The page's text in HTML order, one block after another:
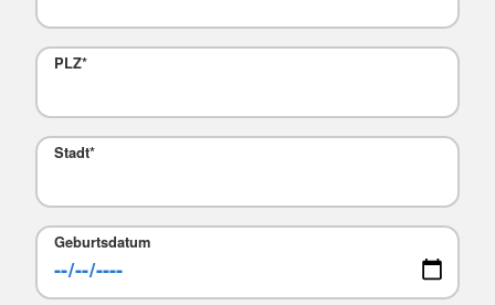
PLZ*
Stadt*
Geburtsdatum